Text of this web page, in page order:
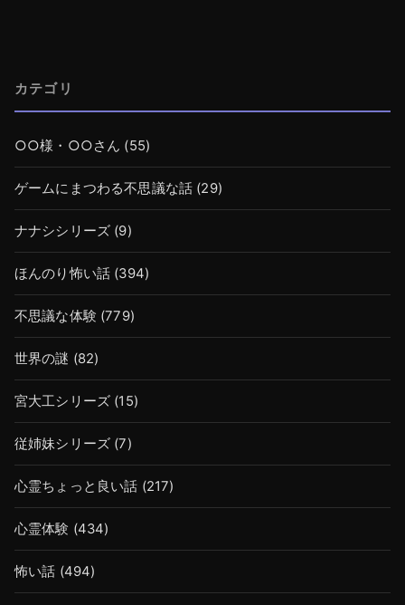
カテゴリ
○○様・○○さん (55)
ゲームにまつわる不思議な話 (29)
ナナシシリーズ (9)
ほんのり怖い話 (394)
不思議な体験 (779)
世界の謎 (82)
宮大工シリーズ (15)
従姉妹シリーズ (7)
心霊ちょっと良い話 (217)
心霊体験 (434)
怖い話 (494)